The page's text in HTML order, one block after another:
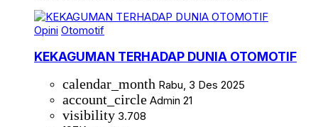
Opini Otomotif
KEKAGUMAN TERHADAP DUNIA OTOMOTIF
calendar_month Rabu, 3 Des 2025
account_circle Admin 21
visibility 3.708